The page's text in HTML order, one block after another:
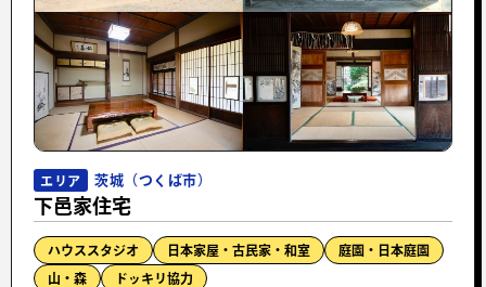
エリア 茨城（つくば市）
下邑家住宅
ハウススタジオ 日本家屋・古民家・和室 庭園・日本庭園
山・森 ドッキリ協力